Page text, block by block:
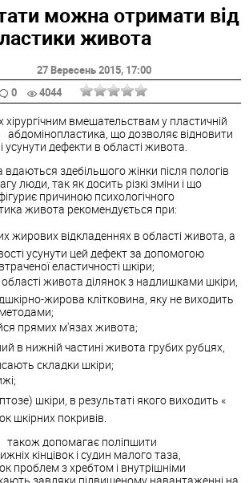
можна отримати від
живота
27 Вересень 2015, 17:00
0
4044
вмешательствам у пластичній
абдомінопластика, що дозволяє відновити
усунути дефекти в області живота.
здебільшого жінки після пологів
люди, так як досить різкі зміни і що
причиною психологічного
живота рекомендується при:
жирових відкладеннях в області живота, а
усунути цей дефект за допомогою
еластичності шкіри;
живота ділянок з надлишками шкіри,
жирова клітковина, яку не виходить
прямих м'язах живота;
в нижній частині живота грубих рубцях,
складки шкіри;
шкіри, в результаті якого виходить «
шкірних покривів.
також допомагає поліпшити
кінцівок і судин малого таза,
проблем з хребтом і внутрішніми
завдяки підвищеному навантаженні на